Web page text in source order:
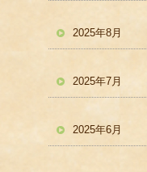
2025年8月
2025年7月
2025年6月